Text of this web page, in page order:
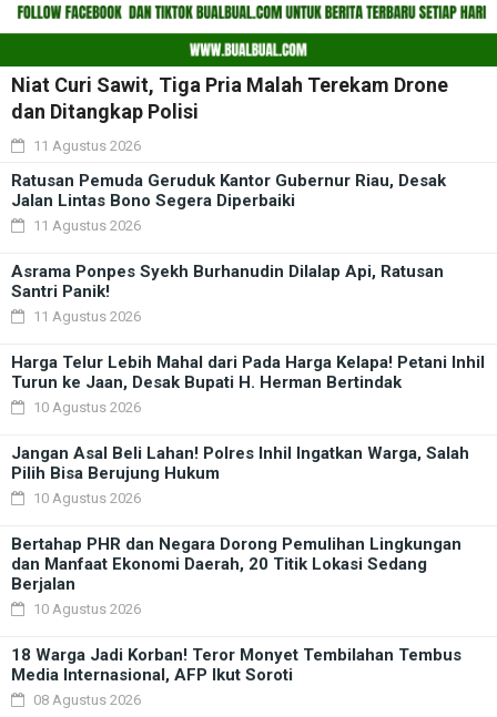
Niat Curi Sawit, Tiga Pria Malah Terekam Drone
dan Ditangkap Polisi
11 Agustus 2026
Ratusan Pemuda Geruduk Kantor Gubernur Riau, Desak
Jalan Lintas Bono Segera Diperbaiki
11 Agustus 2026
Asrama Ponpes Syekh Burhanudin Dilalap Api, Ratusan
Santri Panik!
11 Agustus 2026
Harga Telur Lebih Mahal dari Pada Harga Kelapa! Petani Inhil
Turun ke Jaan, Desak Bupati H. Herman Bertindak
10 Agustus 2026
Jangan Asal Beli Lahan! Polres Inhil Ingatkan Warga, Salah
Pilih Bisa Berujung Hukum
10 Agustus 2026
Bertahap PHR dan Negara Dorong Pemulihan Lingkungan
dan Manfaat Ekonomi Daerah, 20 Titik Lokasi Sedang
Berjalan
10 Agustus 2026
18 Warga Jadi Korban! Teror Monyet Tembilahan Tembus
Media Internasional, AFP Ikut Soroti
08 Agustus 2026